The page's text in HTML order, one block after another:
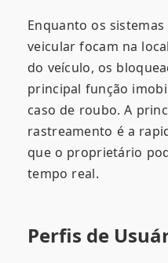
Enquanto os
veicular focam na
do veículo, os
principal função
caso de roubo. A
rastreamento é a
que o proprietário
tempo real.
Perfis de